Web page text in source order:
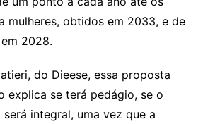
mulheres, obtidos em 2033, e de
2028.
do Dieese, essa proposta
explica se terá pedágio, se o
integral, uma vez que a